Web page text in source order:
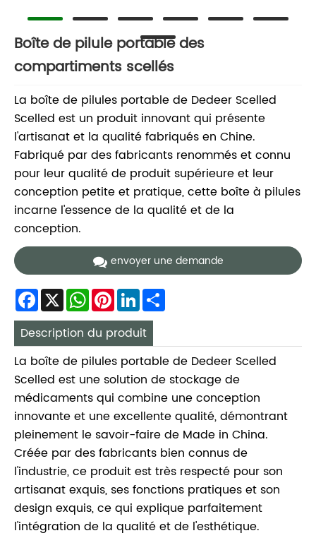
Boîte de pilule portable des
compartiments scellés
La boîte de pilules portable de Dedeer Scelled
Scelled est un produit innovant qui présente
l'artisanat et la qualité fabriqués en Chine.
Fabriqué par des fabricants renommés et connu
pour leur qualité de produit supérieure et leur
conception petite et pratique, cette boîte à pilules
incarne l'essence de la qualité et de la
conception.
envoyer une demande
Facebook
X WhatsApp
Pinterest
LinkedIn
Description du produit
La boîte de pilules portable de Dedeer Scelled
Scelled est une solution de stockage de
médicaments qui combine une conception
innovante et une excellente qualité, démontrant
pleinement le savoir-faire de Made in China.
Créée par des fabricants bien connus de
l'industrie, ce produit est très respecté pour son
artisanat exquis, ses fonctions pratiques et son
design exquis, ce qui explique parfaitement
l'intégration de la qualité et de l'esthétique.